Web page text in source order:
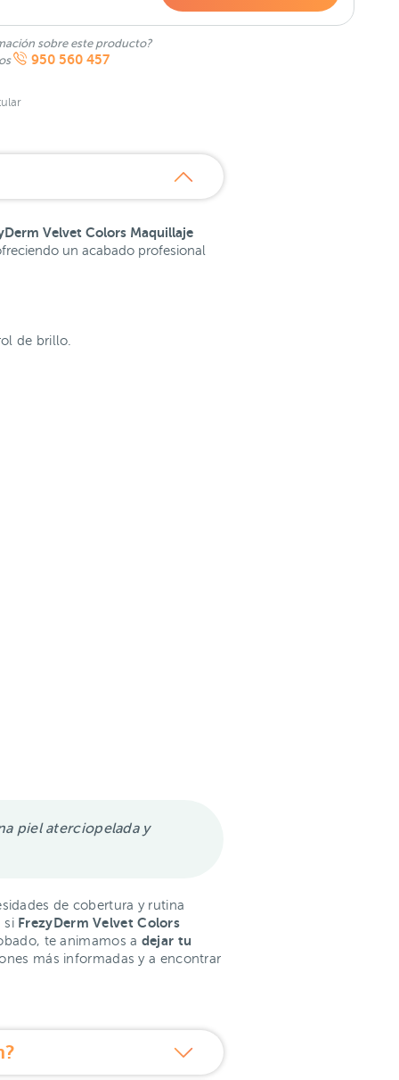
sobre este producto?
950 560 457
Velvet Colors Maquillaje
un acabado profesional
de brillo.
piel aterciopelada y
de cobertura y rutina
si FrezyDerm Velvet Colors
te animamos a dejar tu
más informadas y a encontrar